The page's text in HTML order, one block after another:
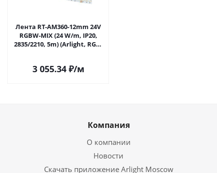
Лента RT-AM360-12mm 24V
RGBW-MIX (24 W/m, IP20,
2835/2210, 5m) (Arlight, RGB-
3 055.34₽/м
Компания
О компании
Новости
Скачать приложение Arlight Moscow